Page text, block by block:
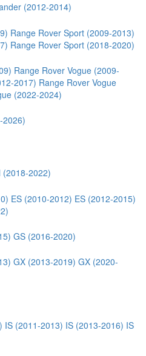
(2012-2014)
Range Rover Sport (2009-2013)
Range Rover Sport (2018-2020)
Range Rover Vogue (2009-
2017) Range Rover Vogue
(2022-2024)
2026)
(2018-2022)
ES (2010-2012) ES (2012-2015)
GS (2016-2020)
GX (2013-2019) GX (2020-
IS (2011-2013) IS (2013-2016) IS